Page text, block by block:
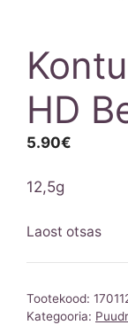
HD
5.90€
12,5g
Laost otsas
Tootekood:
Kategooria: